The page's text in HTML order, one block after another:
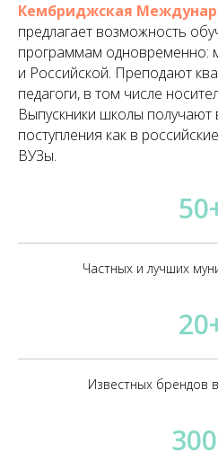
Кембриджская
предлагает возможность
программам одновременно:
и Российской. Преподают
педагоги, в том числе
Выпускники школы получают
поступления как в
ВУЗы.
Частных и лучших
Известных брендов